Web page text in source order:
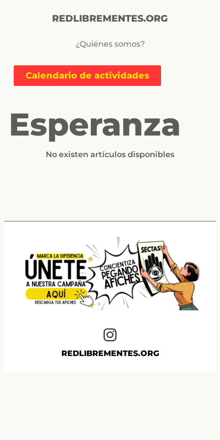
REDLIBREMENTES.ORG
¿Quiénes somos?
Calendario de actividades
Esperanza
No existen artículos disponibles
REDLIBREMENTES.ORG